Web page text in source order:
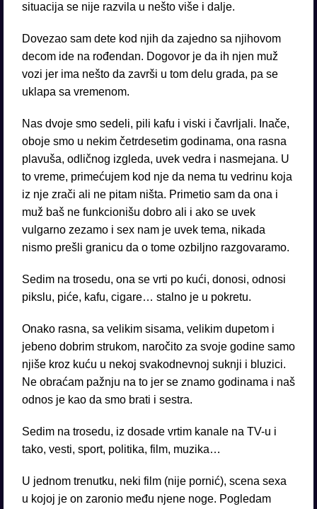
situacija se nije razvila u nešto više i dalje.
Dovezao sam dete kod njih da zajedno sa njihovom
decom ide na rođendan. Dogovor je da ih njen muž
vozi jer ima nešto da završi u tom delu grada, pa se
uklapa sa vremenom.
Nas dvoje smo sedeli, pili kafu i viski i čavrljali. Inače,
oboje smo u nekim četrdesetim godinama, ona rasna
plavuša, odličnog izgleda, uvek vedra i nasmejana. U
to vreme, primećujem kod nje da nema tu vedrinu koja
iz nje zrači ali ne pitam ništa. Primetio sam da ona i
muž baš ne funkcionišu dobro ali i ako se uvek
vulgarno zezamo i sex nam je uvek tema, nikada
nismo prešli granicu da o tome ozbiljno razgovaramo.
Sedim na trosedu, ona se vrti po kući, donosi, odnosi
pikslu, piće, kafu, cigare… stalno je u pokretu.
Onako rasna, sa velikim sisama, velikim dupetom i
jebeno dobrim strukom, naročito za svoje godine samo
njiše kroz kuću u nekoj svakodnevnoj suknji i bluzici.
Ne obraćam pažnju na to jer se znamo godinama i naš
odnos je kao da smo brati i sestra.
Sedim na trosedu, iz dosade vrtim kanale na TV-u i
tako, vesti, sport, politika, film, muzika…
U jednom trenutku, neki film (nije pornić), scena sexa
u kojoj je on zaronio među njene noge. Pogledam